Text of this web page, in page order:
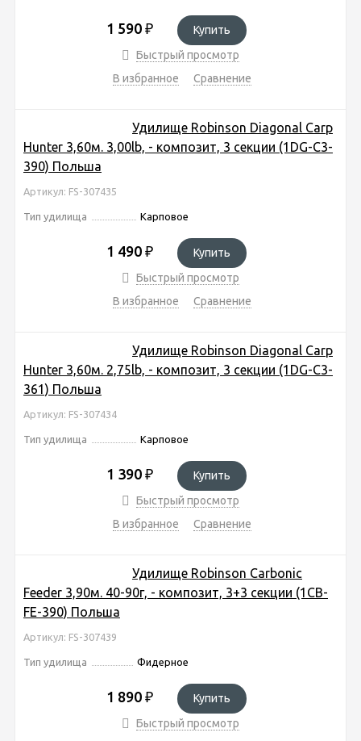
1 590 ₽
Купить
Быстрый просмотр
В избранное
Сравнение
Удилище Robinson Diagonal Carp
Hunter 3,60м. 3,00lb, - композит, 3 секции (1DG-C3-
390) Польша
Артикул: FS-307435
Тип удилища Карповое
1 490 ₽
Купить
Быстрый просмотр
В избранное
Сравнение
Удилище Robinson Diagonal Carp
Hunter 3,60м. 2,75lb, - композит, 3 секции (1DG-C3-
361) Польша
Артикул: FS-307434
Тип удилища Карповое
1 390 ₽
Купить
Быстрый просмотр
В избранное
Сравнение
Удилище Robinson Carbonic
Feeder 3,90м. 40-90г, - композит, 3+3 секции (1CB-
FE-390) Польша
Артикул: FS-307439
Тип удилища Фидерное
1 890 ₽
Купить
Быстрый просмотр